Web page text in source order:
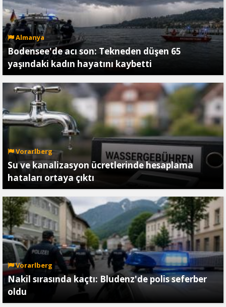
Almanya
Bodensee'de acı son: Tekneden düşen 65
yaşındaki kadın hayatını kaybetti
Vorarlberg
Su ve kanalizasyon ücretlerinde hesaplama
hataları ortaya çıktı
Vorarlberg
Nakil sırasında kaçtı: Bludenz'de polis seferber
oldu